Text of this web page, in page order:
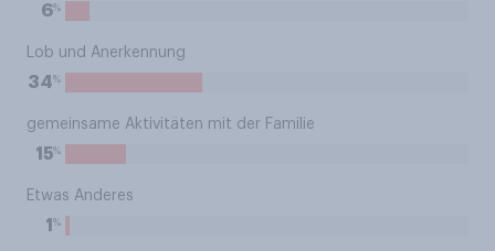
6%
Lob und Anerkennung
34%
gemeinsame Aktivitäten mit der Familie
15%
Etwas Anderes
1 %